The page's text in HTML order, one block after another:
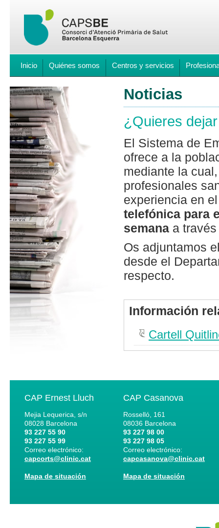
Inicio Quiénes somos Centros y servicios
Noticias
¿Quieres
El Sistema de
ofrece a la
mediante la
profesionales
experiencia en
telefónica para
semana a
Os adjuntamos
desde el
respecto.
Información
Cartell
CAP Ernest Lluch
Mejia Lequerica, s/n
08028 Barcelona
93 227 55 90
93 227 55 99
Correo electrónico:
capcorts@clinic.cat
Mapa de situación
CAP Casanova
Rosselló, 161
08036 Barcelona
93 227 98 00
93 227 98 05
Correo electrónico:
capcasanova@clinic.cat
Mapa de situación